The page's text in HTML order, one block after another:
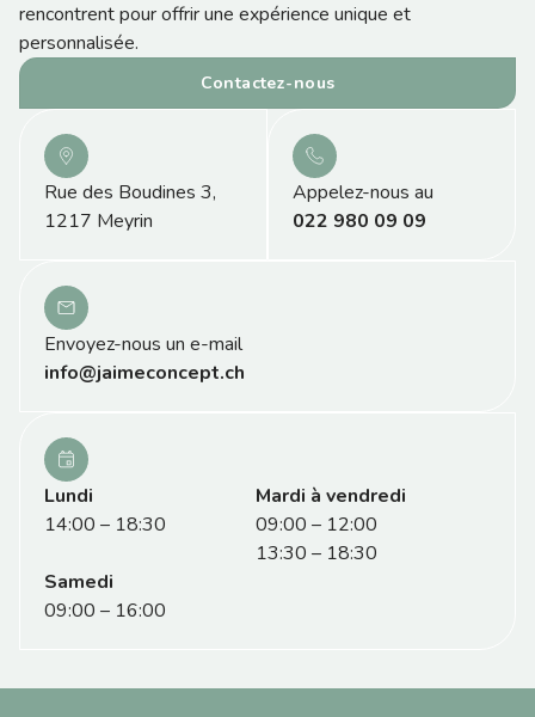
rencontrent pour offrir une expérience unique et
personnalisée.
Contactez-nous
Rue des Boudines 3,
1217 Meyrin
022 980 09 09
Appelez-nous au
info@jaimeconcept.ch
Envoyez-nous un e-mail
Lundi
14:00 – 18:30
Mardi à vendredi
09:00 – 12:00
13:30 – 18:30
Samedi
09:00 – 16:00